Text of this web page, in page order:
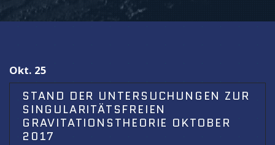
Okt. 25
STAND DER UNTERSUCHUNGEN ZUR
SINGULARITÄTSFREIEN
GRAVITATIONSTHEORIE OKTOBER
2017